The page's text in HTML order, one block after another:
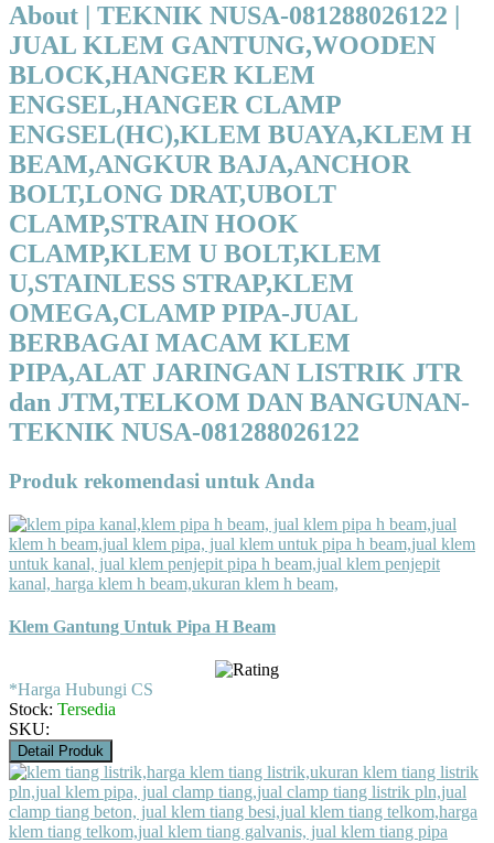
About | TEKNIK NUSA-081288026122 |
JUAL KLEM GANTUNG,WOODEN
BLOCK,HANGER KLEM
ENGSEL,HANGER CLAMP
ENGSEL(HC),KLEM BUAYA,KLEM H
BEAM,ANGKUR BAJA,ANCHOR
BOLT,LONG DRAT,UBOLT
CLAMP,STRAIN HOOK
CLAMP,KLEM U BOLT,KLEM
U,STAINLESS STRAP,KLEM
OMEGA,CLAMP PIPA-JUAL
BERBAGAI MACAM KLEM
PIPA,ALAT JARINGAN LISTRIK JTR
dan JTM,TELKOM DAN BANGUNAN-
TEKNIK NUSA-081288026122
Produk rekomendasi untuk Anda
Klem Gantung Untuk Pipa H Beam
*Harga Hubungi CS
Stock: Tersedia
SKU:
Detail Produk